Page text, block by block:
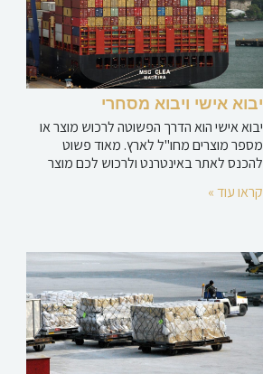
יבוא אישי ויבוא מסחרי
יבוא אישי הוא הדרך הפשוטה לרכוש מוצר או
מספר מוצרים מחו"ל לארץ. מאוד פשוט
להכנס לאתר באינטרנט ולרכוש לכם מוצר
קראו עוד »